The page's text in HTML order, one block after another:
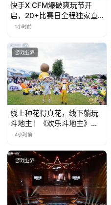
快手X CFM爆破爽玩节开
启，20+比赛日全程独家直
播
1小时前
游戏业界
线上种花得真花，线下躺玩
斗地主！《欢乐斗地主》欢
乐中国行·云南站精彩盘点
4小时前
游戏业界